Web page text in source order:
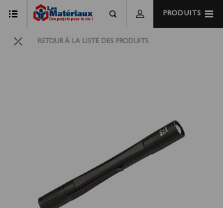
PRODUITS
RETOUR À LA LISTE DES PRODUITS